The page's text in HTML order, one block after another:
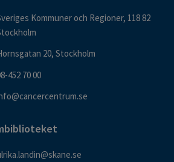
Kommuner och Regioner, 118 82
20, Stockholm
452 70 00
postadress
postadress